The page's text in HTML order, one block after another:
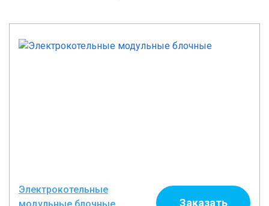
Электрокотельные
Заказать